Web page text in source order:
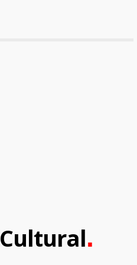
Cultural.